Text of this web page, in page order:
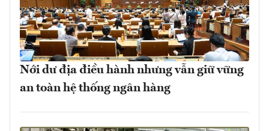
Nới dư địa điều hành nhưng vẫn giữ vững
an toàn hệ thống ngân hàng